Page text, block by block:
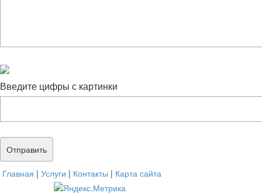
Введите цифры с картинки
Главная | Услуги | Контакты | Карта сайта